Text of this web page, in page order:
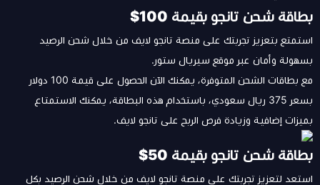
بطاقة شحن تانجو بقيمة 100$
استمتع بتعزيز تجربتك على منصة تانجو لايف من خلال شحن الرصيد
بسهولة وأمان عبر موقع سيريال ستور.
مع بطاقات الشحن المتوفرة، يمكنك الآن الحصول على قيمة 100 دولار
بسعر 375 ريال سعودي، باستخدام هذه البطاقة، يمكنك الاستمتاع
بميزات إضافية وزيادة فرص الربح على تانجو لايف.
بطاقة شحن تانجو بقيمة 50$
استعد لتعزيز تجربتك على منصة تانجو لايف من خلال شحن الرصيد بكل